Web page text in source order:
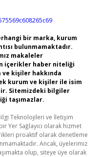
bir marka, kurum
bulunmamaktadır.
makaleler
içerikler haber niteliği
kişiler hakkında
kurum ve kişiler ile isim
Sitemizdeki bilgiler
taşımazlar.
Teknolojileri ve İletişim
Yer Sağlayıcı olarak hizmet
proaktif olarak denetleme
Ancak, üyelerimiz
olup, siteye üye olarak